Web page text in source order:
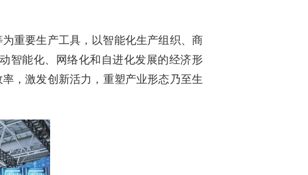
重要生产工具，以智能化生产组织、商
智能化、网络化和自进化发展的经济形
，激发创新活力，重塑产业形态乃至生